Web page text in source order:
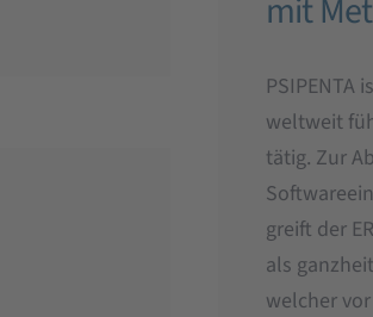
mit
PSIPENTA
weltweit
tätig. Zur
greift der
als
welcher